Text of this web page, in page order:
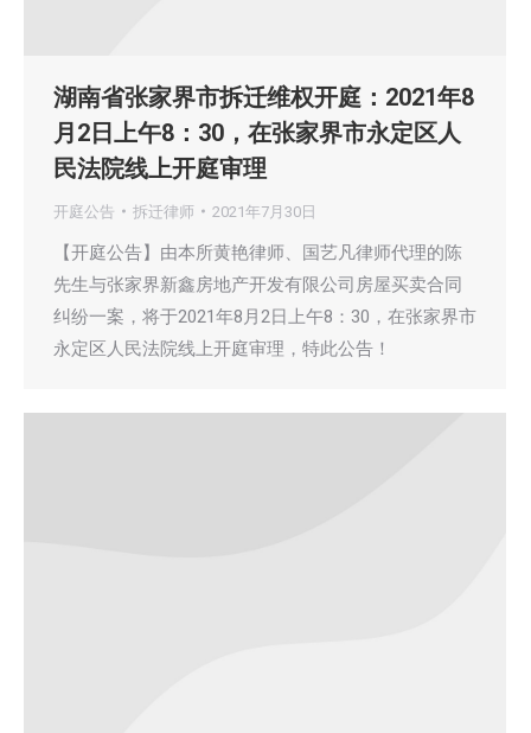
湖南省张家界市拆迁维权开庭：2021年8
月2日上午8：30，在张家界市永定区人
民法院线上开庭审理
开庭公告 拆迁律师 2021年7月30日
【开庭公告】由本所黄艳律师、国艺凡律师代理的陈
先生与张家界新鑫房地产开发有限公司房屋买卖合同
纠纷一案，将于2021年8月2日上午8：30，在张家界市
永定区人民法院线上开庭审理，特此公告！